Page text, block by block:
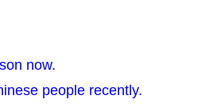
now.
people recently.